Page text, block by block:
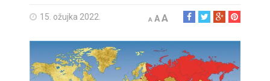
15. ožujka 2022. A AA